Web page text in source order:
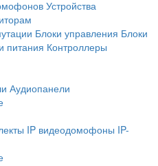
Устройства
Блоки управления Блоки
питания Контроллеры
Аудиопанели
IP видеодомофоны IP-